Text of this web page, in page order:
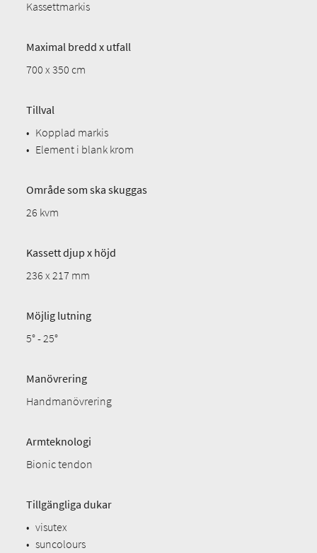
Kassettmarkis
Maximal bredd x utfall
700 x 350 cm
Tillval
• Kopplad markis
• Element i blank krom
Område som ska skuggas
26 kvm
Kassett djup x höjd
236 x 217 mm
Möjlig lutning
5° - 25°
Manövrering
Handmanövrering
Armteknologi
Bionic tendon
Tillgängliga dukar
• visutex
• suncolours